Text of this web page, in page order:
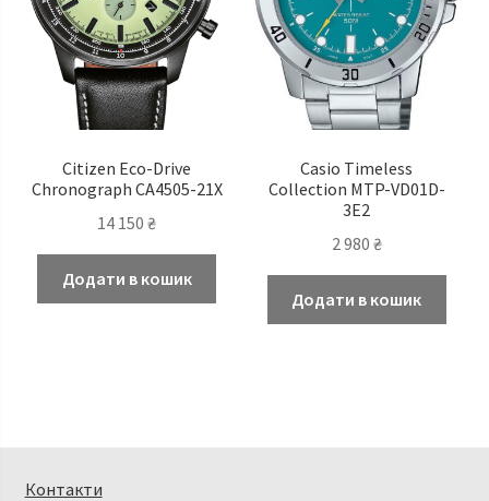
Citizen Eco-Drive
Chronograph CA4505-21X
14 150₴
Додати в кошик
Casio Timeless
Сollection MTP-VD01D-
3E2
2 980 ₴
Додати в кошик
Контакти